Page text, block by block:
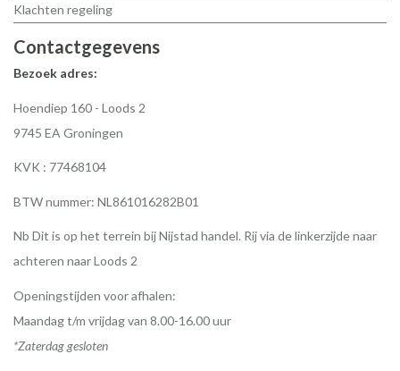
Klachten regeling
Contactgegevens
Bezoek adres:
Hoendiep 160 - Loods 2
9745 EA Groningen
KVK : 77468104
BTW nummer: NL861016282B01
Nb Dit is op het terrein bij Nijstad handel. Rij via de linkerzijde naar
achteren naar Loods 2
Openingstijden voor afhalen:
Maandag t/m vrijdag van 8.00-16.00 uur
*Zaterdag gesloten